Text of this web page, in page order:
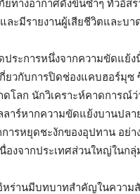
ยทางอากาศดังขึ้นซ้ำๆ ทั่วอิ
ละมีรายงานผู้เสียชีวิตและบ
ระการหนึ่งจากความขัดแย้ง
กี่ยวกับการปิดช่องแคบฮอร์มุ
โลก นักวิเคราะห์คาดการณ์
ลาร์หากความขัดแย้งบานปล
ารหยุดชะงักของอุปทาน อย่
องจากประเทศส่วนใหญ่ในก
ร่านมีบทบาทสำคัญในความ